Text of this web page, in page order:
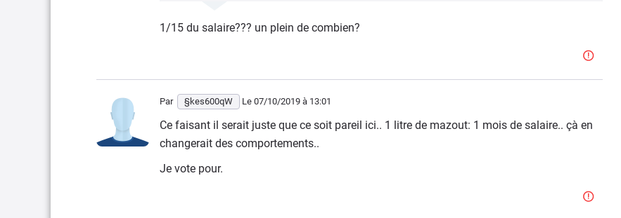
1/15 du salaire??? un plein de combien?
Par §kes600qW Le 07/10/2019 à 13:01
Ce faisant il serait juste que ce soit pareil ici.. 1 litre de mazout: 1 mois de salaire.. çà en
changerait des comportements..
Je vote pour.